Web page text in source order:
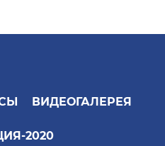
ВИДЕОГАЛЕРЕЯ
2020